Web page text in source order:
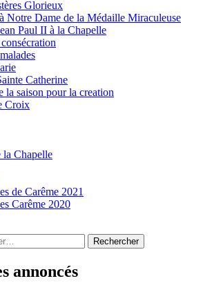
Glorieux
Notre Dame de la Médaille Miraculeuse
Paul II à la Chapelle
Catherine
la saison pour la creation
Croix
la Chapelle
de Carême 2021
Carême 2020
annoncés